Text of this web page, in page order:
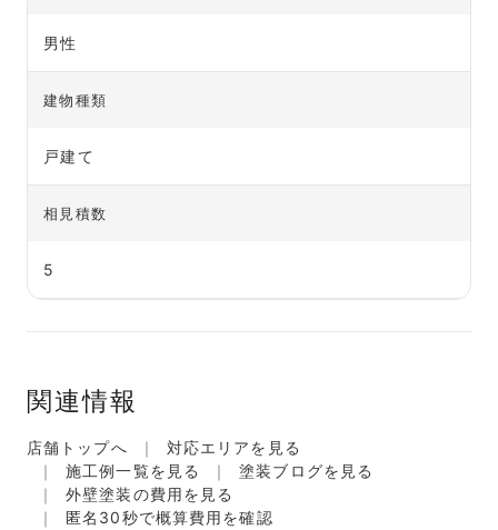
男性
建物種類
戸建て
相見積数
5
関連情報
店舗トップへ
対応エリアを見る
施工例一覧を見る
塗装ブログを見る
外壁塗装の費用を見る
匿名30秒で概算費用を確認